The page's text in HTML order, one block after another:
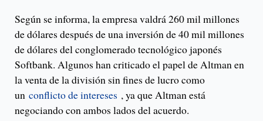
Según se informa, la empresa valdrá 260 mil millones
de dólares después de una inversión de 40 mil millones
de dólares del conglomerado tecnológico japonés
Softbank. Algunos han criticado el papel de Altman en
la venta de la división sin fines de lucro como
un conflicto de intereses , ya que Altman está
negociando con ambos lados del acuerdo.